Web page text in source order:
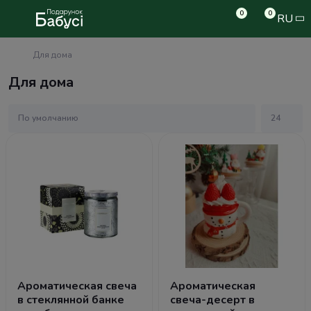
0 0 RU
Для дома
Для дома
Ароматическая свеча
в стеклянной банке
Ароматическая
свеча-десерт в